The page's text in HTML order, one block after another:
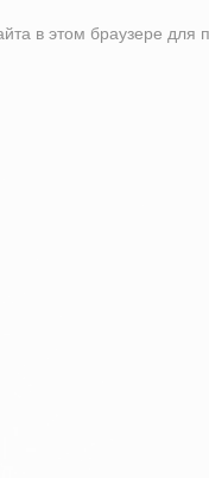
в этом браузере